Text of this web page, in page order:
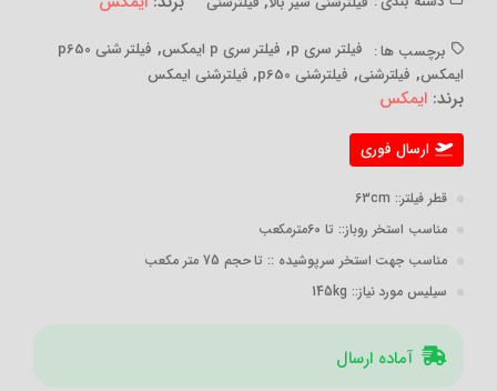
برچسب ها : فیلتر سری p , فیلتر سری p ایمکس ,
فیلتر شنی p650
ایمکس, فیلترشنی, فیلترشنی p650 , فیلترشنی ایمکس
برند: ایمکس
ارسال فوری
قطر فیلتر:: 63cm
مناسب استخر روباز:: تا 60مترمکعب
مناسب جهت استخر سرپوشیده :: تا حجم 75 متر مکعب
سیلیس مورد نیاز:: 145kg
آماده ارسال